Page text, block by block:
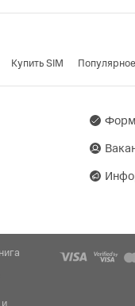
Купить SIM Популярное